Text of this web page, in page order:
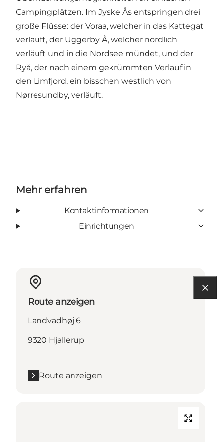
Campingplätzen. Im Jyske Ås entspringen drei
große Flüsse: der Voraa, welcher in das Kattegat
verläuft, der Uggerby Å, welcher nördlich
verläuft und in die Nordsee mündet, und der
Ryå, der nach einem gekrümmten Verlauf in
den Limfjord, ein bisschen westlich von
Nørresundby, verläuft.
Mehr erfahren
Kontaktinformationen
Einrichtungen
Route anzeigen
Landvadhøj 6
9320 Hjallerup
Route anzeigen